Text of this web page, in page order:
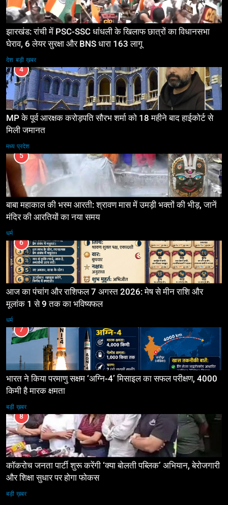
झारखंड: रांची में PSC-SSC धांधली के खिलाफ छात्रों का विधानसभा
घेराव, 6 लेयर सुरक्षा और BNS धारा 163 लागू
देश बड़ी ख़बर
4
MP के पूर्व आरक्षक करोड़पति सौरभ शर्मा को 18 महीने बाद हाईकोर्ट से
मिली जमानत
मध्य प्रदेश
5
बाबा महाकाल की भस्म आरती: श्रावण मास में उमड़ी भक्तों की भीड़, जानें
मंदिर की आरतियों का नया समय
धर्म
6
आज का पंचांग और राशिफल 7 अगस्त 2026: मेष से मीन राशि और
मूलांक 1 से 9 तक का भविष्यफल
धर्म
7
भारत ने किया परमाणु सक्षम ‘अग्नि-4’ मिसाइल का सफल परीक्षण, 4000
किमी है मारक क्षमता
बड़ी ख़बर
8
कॉकरोच जनता पार्टी शुरू करेंगी ‘क्या बोलती पब्लिक’ अभियान, बेरोजगारी
और शिक्षा सुधार पर होगा फोकस
बड़ी ख़बर